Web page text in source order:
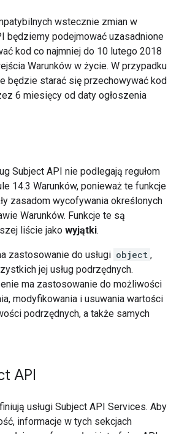
wstecznie zmian w
będziemy podejmować uzasadnione
kod co najmniej do 10 lutego 2018
Warunków w życie. W przypadku
będzie starać się przechowywać kod
6 miesięcy od daty ogłoszenia
Subject API nie podlegają regułom
14.3 Warunków, ponieważ te funkcje
zasadom wycofywania określonych
Warunków. Funkcje te są
liście jako wyjątki.
zastosowanie do usługi object ,
jej usług podrzędnych.
ma zastosowanie do możliwości
modyfikowania i usuwania wartości
podrzędnych, a także samych
API
usługi Subject API Services. Aby
informacje w tych sekcjach